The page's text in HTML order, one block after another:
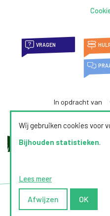
VRAGEN
In opdracht van
Webdesign
Wij gebruiken cookies voor
Bijhouden statistieken.
Lees meer
Afwijzen OK